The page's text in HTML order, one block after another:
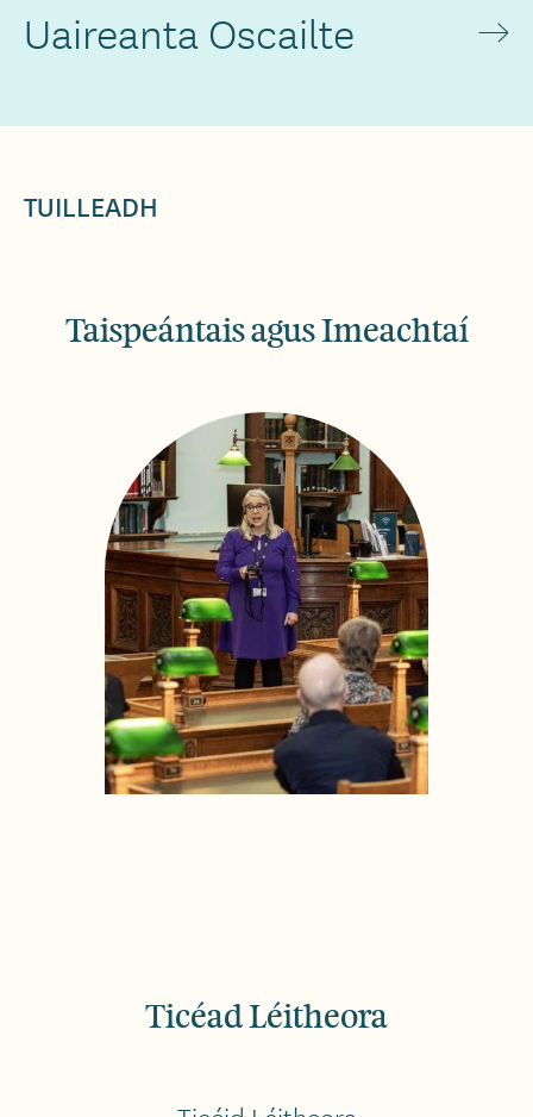
Uaireanta Oscailte
TUILLEADH
Taispeántais agus Imeachtaí
Ticéad Léitheora